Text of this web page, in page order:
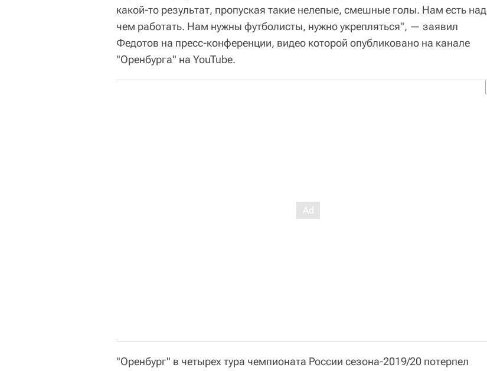
какой-то результат, пропуская такие нелепые, смешные голы. Нам есть над
чем работать. Нам нужны футболисты, нужно укрепляться", — заявил
Федотов на пресс-конференции, видео которой опубликовано на канале
"Оренбурга" на YouTube.
"Оренбург" в четырех тура чемпионата России сезона-2019/20 потерпел